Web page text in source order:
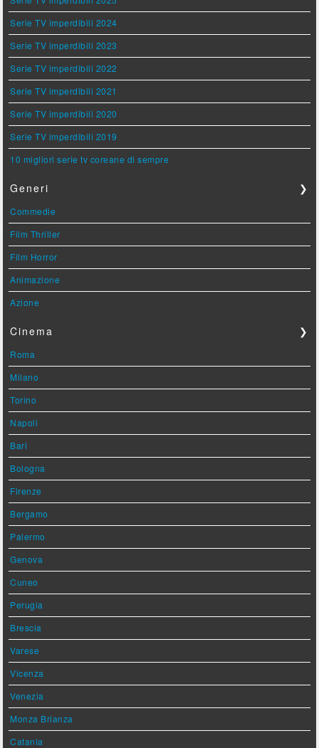
Serie TV imperdibili 2024
Serie TV imperdibili 2023
Serie TV imperdibili 2022
Serie TV imperdibili 2021
Serie TV imperdibili 2020
Serie TV imperdibili 2019
10 migliori serie tv coreane di sempre
Generi ❯
Commedie
Film Thriller
Film Horror
Animazione
Azione
Cinema ❯
Roma
Milano
Torino
Napoli
Bari
Bologna
Firenze
Bergamo
Palermo
Genova
Cuneo
Perugia
Brescia
Varese
Vicenza
Venezia
Monza Brianza
Catania